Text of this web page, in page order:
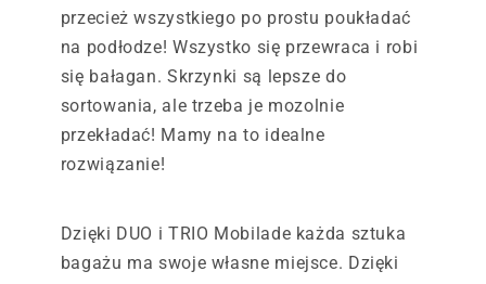
przecież wszystkiego po prostu poukładać
na podłodze! Wszystko się przewraca i robi
się bałagan. Skrzynki są lepsze do
sortowania, ale trzeba je mozolnie
przekładać! Mamy na to idealne
rozwiązanie!
Dzięki DUO i TRIO Mobilade każda sztuka
bagażu ma swoje własne miejsce. Dzięki